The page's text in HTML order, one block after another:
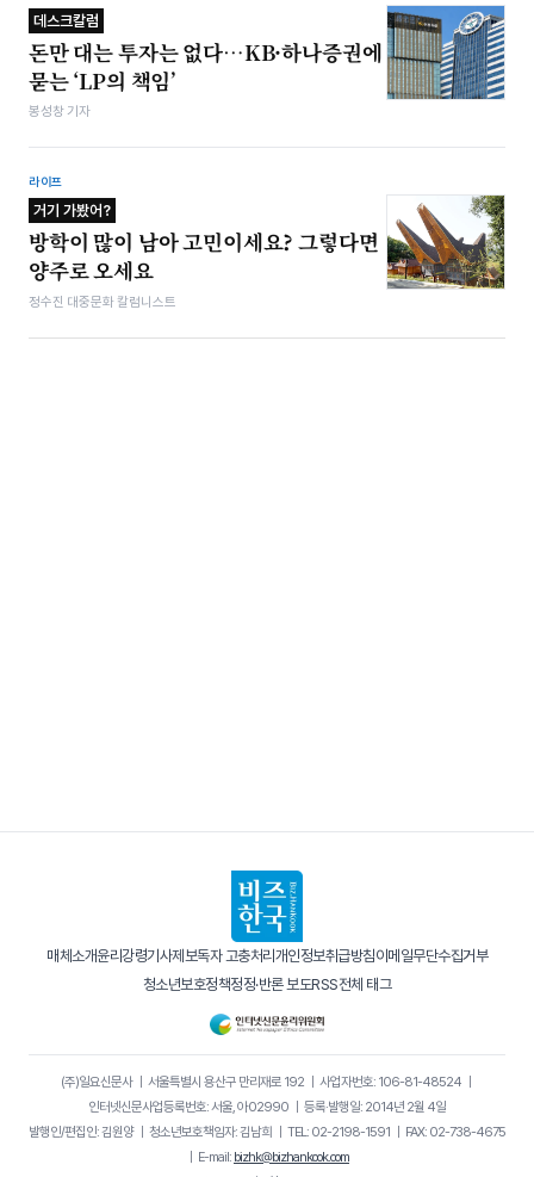
데스크칼럼
돈만 대는 투자는 없다…KB·하나증권에
묻는 ‘LP의 책임’
봉성창 기자
라이프
거기 가봤어?
방학이 많이 남아 고민이세요? 그렇다면
양주로 오세요
정수진 대중문화 칼럼니스트
매체소개윤리강령기사제보독자 고충처리개인정보취급방침이메일무단수집거부
청소년보호정책정정·반론 보도RSS전체 태그
(주)일요신문사｜ 서울특별시 용산구 만리재로 192｜ 사업자번호: 106-81-48524｜
인터넷신문사업등록번호: 서울, 아02990
등록·발행일: 2014년 2월 4일
발행인/편집인: 김원양｜ 청소년보호책임자: 김남희 TEL: 02-2198-1591
FAX: 02-738-4675
E-mail: bizhk@bizhankook.com